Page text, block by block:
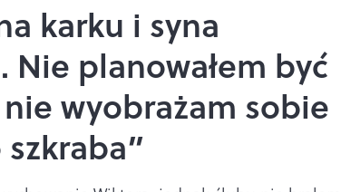
karku i syna
Nie planowałem być
wyobrażam sobie